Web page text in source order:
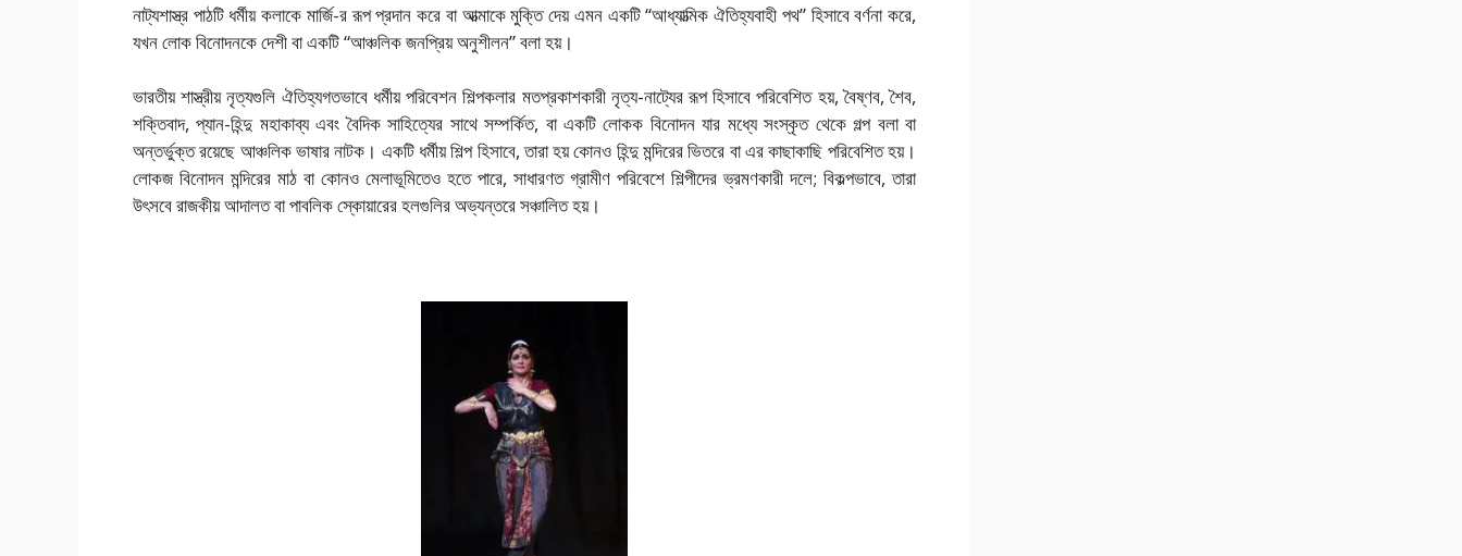
নাট্যশাস্ত্র পাঠটি ধর্মীয় কলাকে মার্জি-র রূপ প্রদান করে বা আত্মাকে মুক্তি দেয় এমন একটি “আধ্যাত্মিক ঐতিহ্যবাহী পথ” হিসাবে বর্ণনা করে,
যখন লোক বিনোদনকে দেশী বা একটি “আঞ্চলিক জনপ্রিয় অনুশীলন” বলা হয়।
ভারতীয় শাস্ত্রীয় নৃত্যগুলি ঐতিহ্যগতভাবে ধর্মীয় পরিবেশন শিল্পকলার মতপ্রকাশকারী নৃত্য-নাট্যের রূপ হিসাবে পরিবেশিত হয়, বৈষ্ণব, শৈব,
শক্তিবাদ, প্যান-হিন্দু মহাকাব্য এবং বৈদিক সাহিত্যের সাথে সম্পর্কিত, বা একটি লোকক বিনোদন যার মধ্যে সংস্কৃত থেকে গল্প বলা বা
অন্তর্ভুক্ত রয়েছে আঞ্চলিক ভাষার নাটক। একটি ধর্মীয় শিল্প হিসাবে, তারা হয় কোনও হিন্দু মন্দিরের ভিতরে বা এর কাছাকাছি পরিবেশিত হয়।
লোকজ বিনোদন মন্দিরের মাঠ বা কোনও মেলাভূমিতেও হতে পারে, সাধারণত গ্রামীণ পরিবেশে শিল্পীদের ভ্রমণকারী দলে; বিকল্পভাবে, তারা
উৎসবে রাজকীয় আদালত বা পাবলিক স্কোয়ারের হলগুলির অভ্যন্তরে সঞ্চালিত হয়।